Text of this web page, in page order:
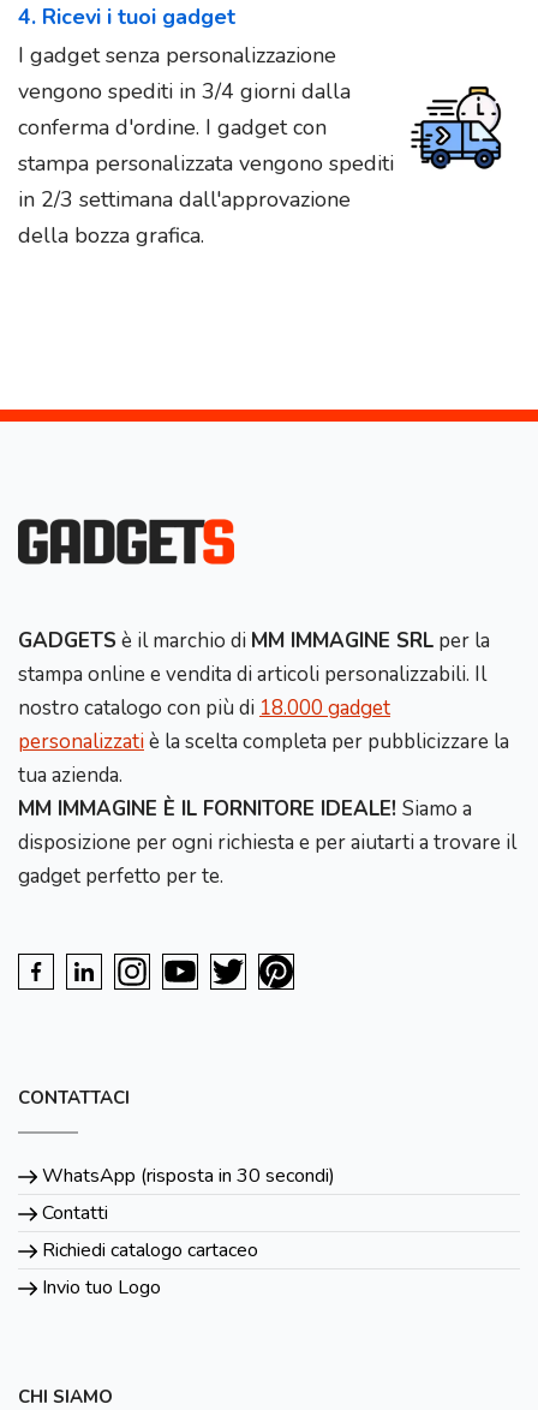
4. Ricevi i tuoi gadget
I gadget senza personalizzazione
vengono spediti in 3/4 giorni dalla
conferma d'ordine. I gadget con
stampa personalizzata vengono spediti
in 2/3 settimana dall'approvazione
della bozza grafica.
GADGETS è il marchio di MM IMMAGINE SRL per la
stampa online e vendita di articoli personalizzabili. Il
nostro catalogo con più di 18.000 gadget
personalizzatiè la scelta completa per pubblicizzare la
tua azienda.
MM IMMAGINE È IL FORNITORE IDEALE! Siamo a
disposizione per ogni richiesta e per aiutarti a trovare il
gadget perfetto per te.
CONTATTACI
WhatsApp (risposta in 30 secondi)
Contatti
Richiedi catalogo cartaceo
Invio tuo Logo
CHI SIAMO